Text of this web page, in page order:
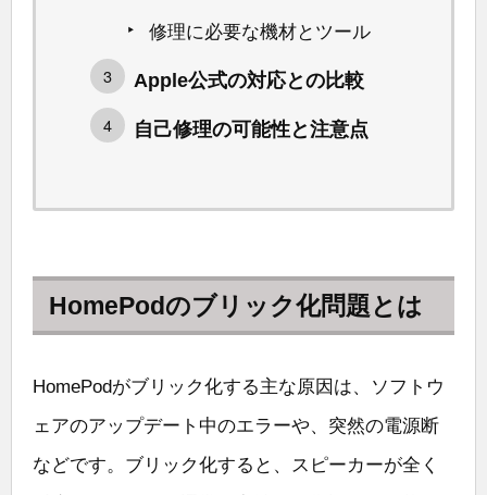
修理に必要な機材とツール
Apple公式の対応との比較
自己修理の可能性と注意点
HomePodのブリック化問題とは
HomePodがブリック化する主な原因は、ソフトウ
ェアのアップデート中のエラーや、突然の電源断
などです。ブリック化すると、スピーカーが全く